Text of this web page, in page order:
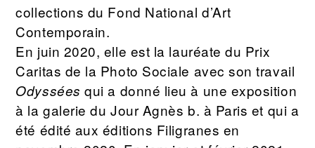
collections du Fond National d’Art
Contemporain.
En juin 2020, elle est la lauréate du Prix
Caritas de la Photo Sociale avec son travail
Odysséesqui a donné lieu à une exposition
à la galerie du Jour Agnès b. à Paris et qui a
été édité aux éditions Filigranes en